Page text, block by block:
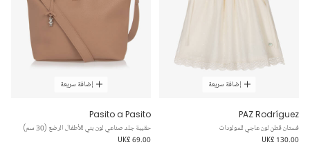
إضافة سريعة
PAZ Rodríguez
فستان قطن لون عاجي للمولودات
UK£ 130.00
إضافة سريعة
Pasito a Pasito
حقيبة جلد صناعي لون بني للأطفال الرضع (30 سم)
UK£ 69.00